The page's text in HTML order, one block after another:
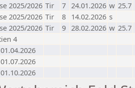
2025/2026 Tir 7 24.01.2026 w 25.7
2025/2026 Tir 8 14.02.2026 s
2025/2026 Tir 9 28.02.2026 w 25.7
4